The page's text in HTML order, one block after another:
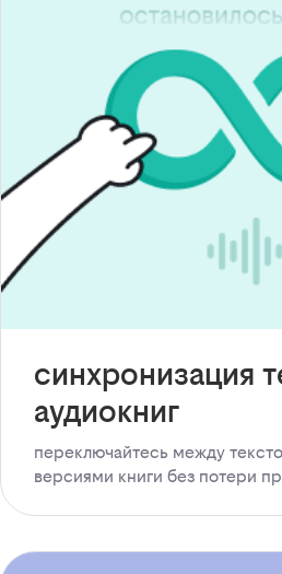
синхронизация
аудиокниг
переключайтесь между
версиями книги без потери